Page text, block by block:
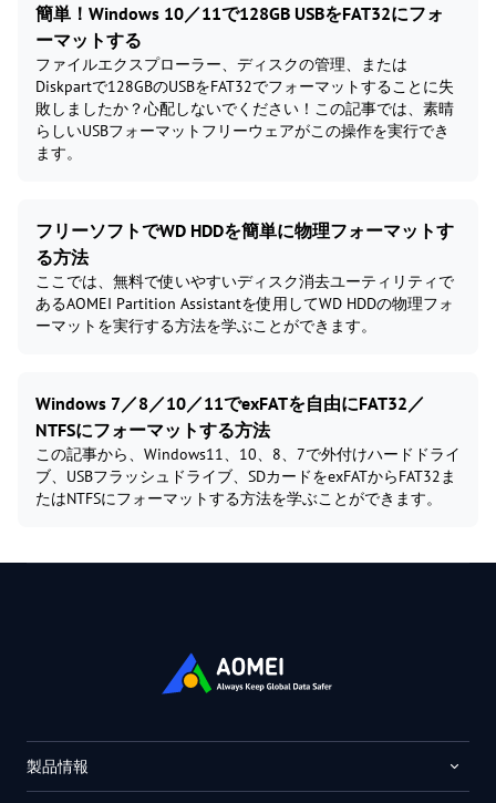
簡単！Windows 10／11で128GB USBをFAT32にフォ
ーマットする
ファイルエクスプローラー、ディスクの管理、または
Diskpartで128GBのUSBをFAT32でフォーマットすることに失
敗しましたか？心配しないでください！この記事では、素晴
らしいUSBフォーマットフリーウェアがこの操作を実行でき
ます。
フリーソフトでWD HDDを簡単に物理フォーマットす
る方法
ここでは、無料で使いやすいディスク消去ユーティリティで
あるAOMEI Partition Assistantを使用してWD HDDの物理フォ
ーマットを実行する方法を学ぶことができます。
Windows 7／8／10／11でexFATを自由にFAT32／
NTFSにフォーマットする方法
この記事から、Windows11、10、8、7で外付けハードドライ
ブ、USBフラッシュドライブ、SDカードをexFATからFAT32ま
たはNTFSにフォーマットする方法を学ぶことができます。
製品情報